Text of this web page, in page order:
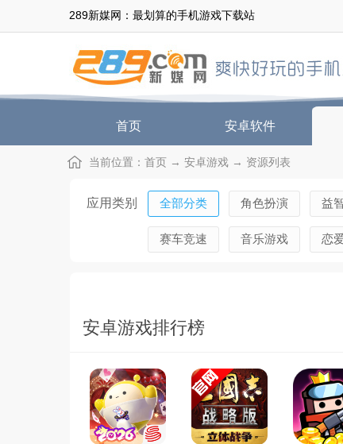
289新媒网：最划算的手机游戏下载站
首页 安卓软件
当前位置： 首页 → 安卓游戏 → 资源列表
应用类别 全部分类 角色扮演 益
赛车竞速 音乐游戏 恋
安卓游戏排行榜